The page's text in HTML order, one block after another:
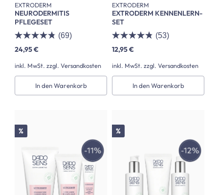
EXTRODERM
NEURODERMITIS
PFLEGESET
(69)
24,95 €
inkl. MwSt. zzgl. Versandkosten
In den Warenkorb
EXTRODERM
EXTRODERM KENNENLERN-
SET
(53)
12,95 €
inkl. MwSt. zzgl. Versandkosten
In den Warenkorb
Rabatt
% Rabatt
%